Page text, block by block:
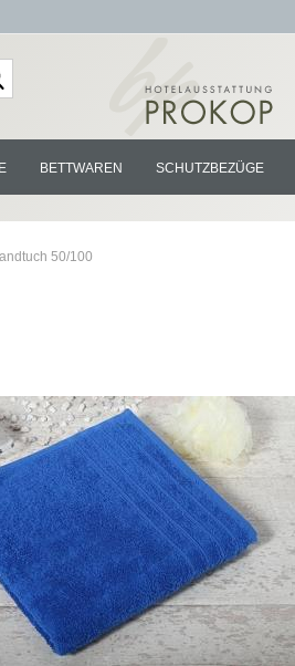
BETTWAREN SCHUTZBEZÜGE
50/100